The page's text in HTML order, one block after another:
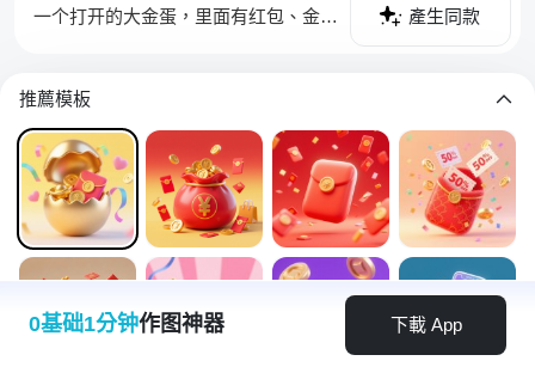
一个打开的大金蛋，里面有红包、金币、元宝，点缀彩带、爱心，黄色渐变背景 產生同款
推薦模板
0基础1分钟作图神器 下載 App